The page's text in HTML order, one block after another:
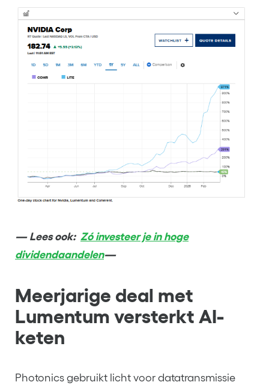
— Lees ook: Zó investeer je in hoge
dividendaandelen—
Meerjarige deal met
Lumentum versterkt AI-
keten
Photonics gebruikt licht voor datatransmissie